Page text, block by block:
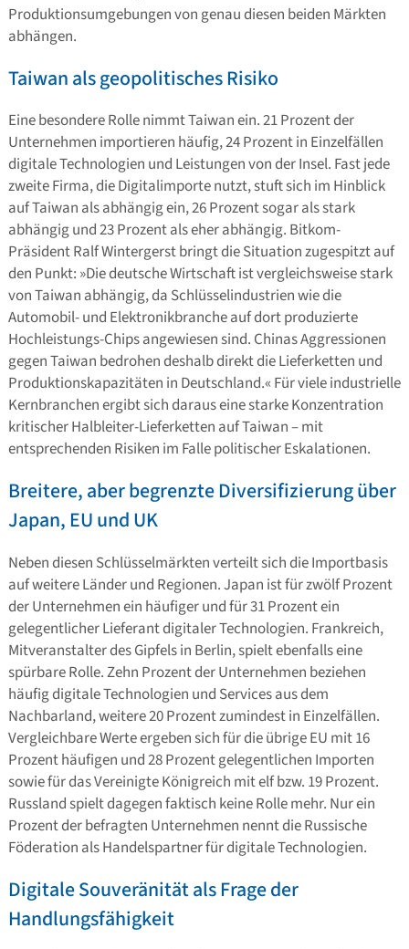
Produktionsumgebungen von genau diesen beiden Märkten
abhängen.
Taiwan als geopolitisches Risiko
Eine besondere Rolle nimmt Taiwan ein. 21 Prozent der
Unternehmen importieren häufig, 24 Prozent in Einzelfällen
digitale Technologien und Leistungen von der Insel. Fast jede
zweite Firma, die Digitalimporte nutzt, stuft sich im Hinblick
auf Taiwan als abhängig ein, 26 Prozent sogar als stark
abhängig und 23 Prozent als eher abhängig. Bitkom-
Präsident Ralf Wintergerst bringt die Situation zugespitzt auf
den Punkt: »Die deutsche Wirtschaft ist vergleichsweise stark
von Taiwan abhängig, da Schlüsselindustrien wie die
Automobil- und Elektronikbranche auf dort produzierte
Hochleistungs-Chips angewiesen sind. Chinas Aggressionen
gegen Taiwan bedrohen deshalb direkt die Lieferketten und
Produktionskapazitäten in Deutschland.« Für viele industrielle
Kernbranchen ergibt sich daraus eine starke Konzentration
kritischer Halbleiter-Lieferketten auf Taiwan – mit
entsprechenden Risiken im Falle politischer Eskalationen.
Breitere, aber begrenzte Diversifizierung über
Japan, EU und UK
Neben diesen Schlüsselmärkten verteilt sich die Importbasis
auf weitere Länder und Regionen. Japan ist für zwölf Prozent
der Unternehmen ein häufiger und für 31 Prozent ein
gelegentlicher Lieferant digitaler Technologien. Frankreich,
Mitveranstalter des Gipfels in Berlin, spielt ebenfalls eine
spürbare Rolle. Zehn Prozent der Unternehmen beziehen
häufig digitale Technologien und Services aus dem
Nachbarland, weitere 20 Prozent zumindest in Einzelfällen.
Vergleichbare Werte ergeben sich für die übrige EU mit 16
Prozent häufigen und 28 Prozent gelegentlichen Importen
sowie für das Vereinigte Königreich mit elf bzw. 19 Prozent.
Russland spielt dagegen faktisch keine Rolle mehr. Nur ein
Prozent der befragten Unternehmen nennt die Russische
Föderation als Handelspartner für digitale Technologien.
Digitale Souveränität als Frage der
Handlungsfähigkeit